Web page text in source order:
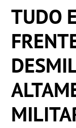
TUDO